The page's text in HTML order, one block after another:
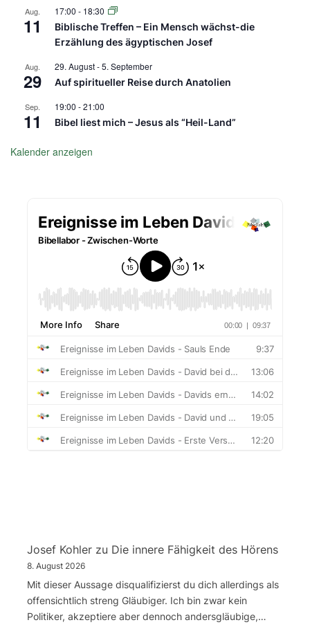
Aug.
11
17:00 - 18:30
Biblische Treffen – Ein Mensch wächst-die
Erzählung des ägyptischen Josef
Aug.
29
29. August-5. September
Auf spiritueller Reise durch Anatolien
Sep.
11
19:00 -21:00
Bibel liest mich – Jesus als “Heil-Land”
Kalender anzeigen
Josef Kohler zu Die innere Fähigkeit des Hörens
8. August 2026
Mit dieser Aussage disqualifizierst du dich allerdings als
offensichtlich streng Gläubiger. Ich bin zwar kein
Politiker, akzeptiere aber dennoch andersgläubige,…